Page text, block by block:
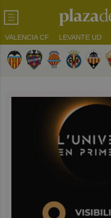
VALENCIA CF LEVANTE UD